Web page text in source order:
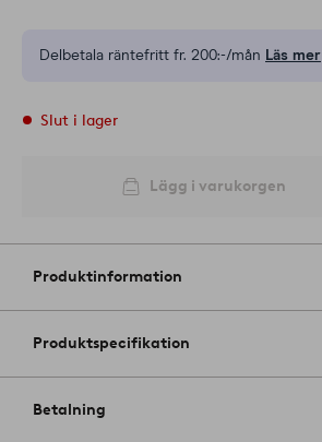
Delbetala räntefritt fr. 200:-/mån Läs mer
Slut i lager
Lägg i varukorgen
Produktinformation
Produktspecifikation
Betalning